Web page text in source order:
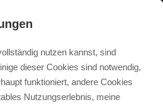
nutzen kannst, sind
dieser Cookies sind notwendig,
funktioniert, andere Cookies
Nutzungserlebnis, meine